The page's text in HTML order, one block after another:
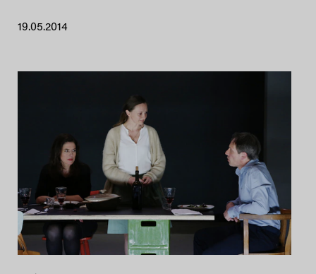
19.05.2014